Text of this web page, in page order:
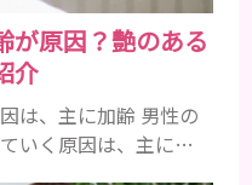
が原因？艶のある
介
は、主に加齢 男性の
いく原因は、主に加